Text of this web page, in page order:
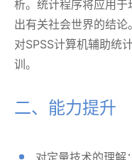
析。统计程序将应用
出有关社会世界的结
对SPSS计算机辅助统
训。
二、能力提升
对定量技术的理解